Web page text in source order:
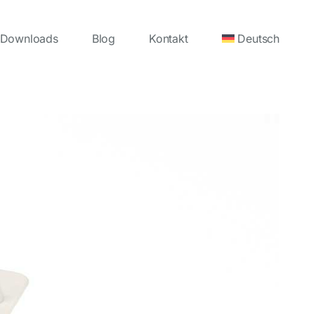
Downloads Blog Kontakt Deutsch